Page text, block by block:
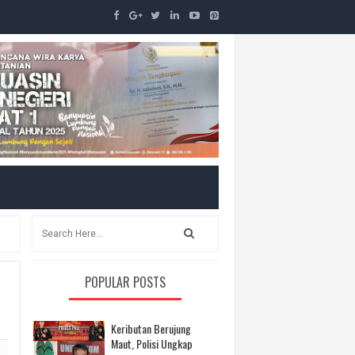
POPULAR POSTS
Keributan Berujung
Maut, Polisi Ungkap